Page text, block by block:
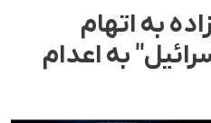
به اتهام
به اعدام